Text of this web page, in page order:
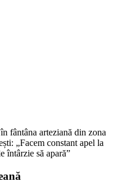
fântâna arteziană din zona
„Facem constant apel la
întârzie să apară”